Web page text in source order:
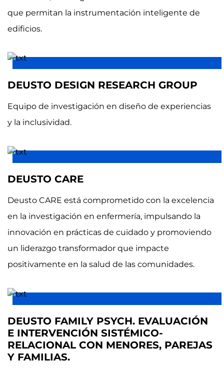
que permitan la instrumentación inteligente de
edificios.
DEUSTO DESIGN RESEARCH GROUP
Equipo de investigación en diseño de experiencias
y la inclusividad.
DEUSTO CARE
Deusto CARE está comprometido con la excelencia
en la investigación en enfermería, impulsando la
innovación en prácticas de cuidado y promoviendo
un liderazgo transformador que impacte
positivamente en la salud de las comunidades.
DEUSTO FAMILY PSYCH. EVALUACIÓN
E INTERVENCIÓN SISTÉMICO-
RELACIONAL CON MENORES, PAREJAS
Y FAMILIAS.